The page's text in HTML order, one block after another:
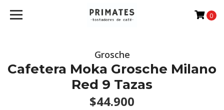
0
Grosche
Cafetera Moka Grosche Milano
Red 9 Tazas
$44.900